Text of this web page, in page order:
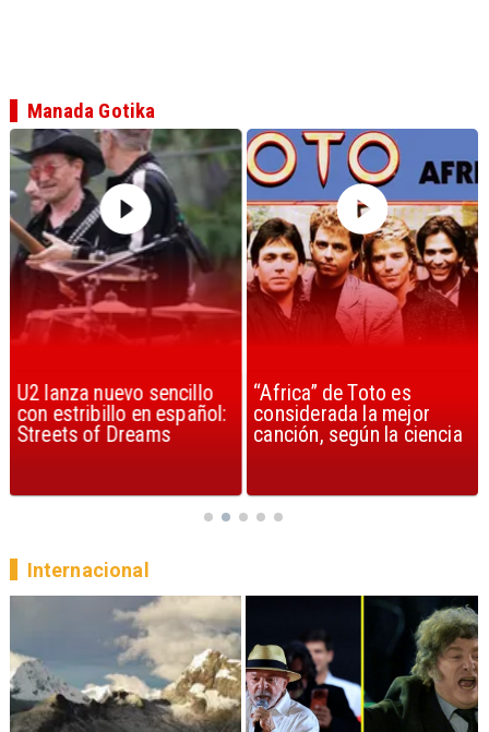
U2 lanza nuevo sencillo
con estribillo en español:
Streets of Dreams
“Africa” de Toto es
considerada la mejor
canción, según la ciencia
Manada Gotika
Internacional